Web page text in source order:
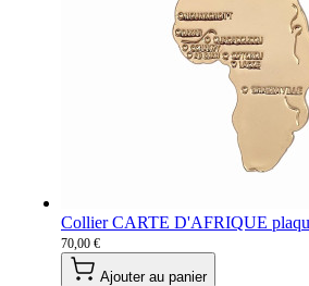
Collier CARTE D'AFRIQUE
70,00 €
Ajouter au panier